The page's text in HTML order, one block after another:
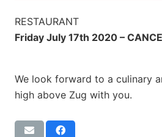
RESTAURANT
Friday July 17th 2020 –
We look forward to a culinary
high above Zug with you.